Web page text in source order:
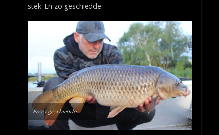
stek. En zo geschiedde.
En zo geschiedde.